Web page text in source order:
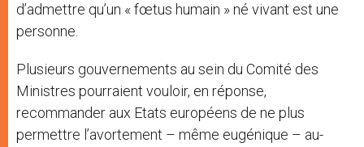
d’admettre qu’un « fœtus humain » né vivant est une
personne.
Plusieurs gouvernements au sein du Comité des
Ministres pourraient vouloir, en réponse,
recommander aux Etats européens de ne plus
permettre l’avortement – même eugénique – au-